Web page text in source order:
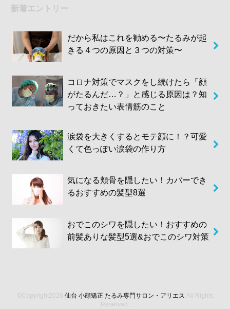
新着エントリー
だから私はこれを勧める〜たるみが起
きる４つの原因と３つの対策〜
コロナ対策でマスクをし続けたら「顔
がたるんだ…？」と感じる原因は？知
っておきたい表情筋のこと
涙袋を大きくするとモテ顔に！？可愛
くて色っぽい涙袋の作り方
気になる頬骨を隠したい！カバーでき
るおすすめの髪型8選
おでこのシワを隠したい！おすすめの
前髪ありな髪型5選&おでこのシワ対策
©Copyright2026 仙台 小顔矯正 たるみ専門サロン・アリエス .All Rights
Reserved.